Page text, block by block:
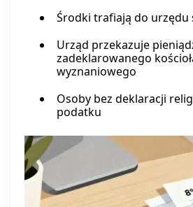
Środki trafiają do urzędu
Urząd przekazuje
zadeklarowanego
wyznaniowego
Osoby bez deklaracji
podatku